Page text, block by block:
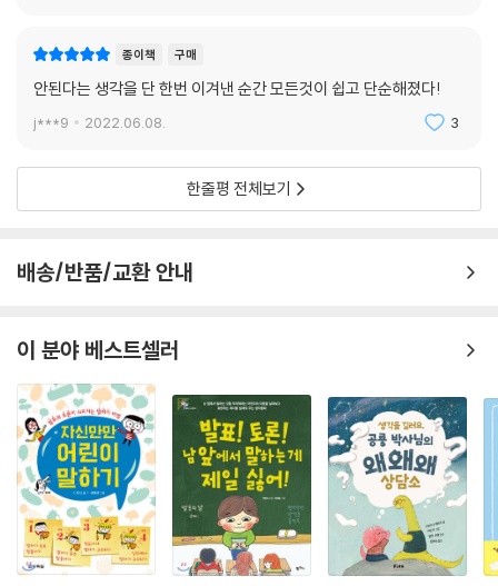
종이책 구매
안된다는 생각을 단 한번 이겨낸 순간 모든것이 쉽고 단순해졌다!
j***9 2022.06.08. 3
한줄평 전체보기
배송/반품/교환 안내
이 분야 베스트셀러